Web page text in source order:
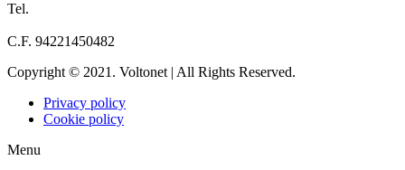
Tel.
C.F. 94221450482
Copyright © 2021. Voltonet | All Rights Reserved.
Privacy policy
Cookie policy
Menu